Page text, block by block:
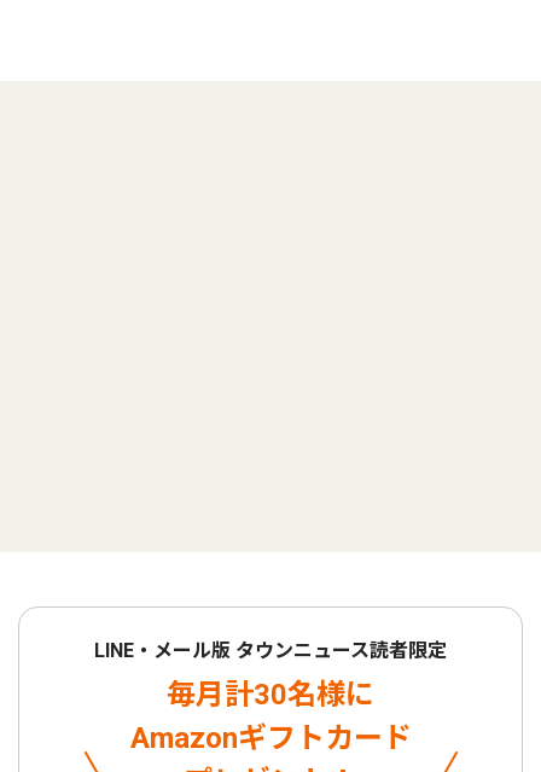
LINE・メール版 タウンニュース読者限定
毎月計30名様に
Amazonギフトカード